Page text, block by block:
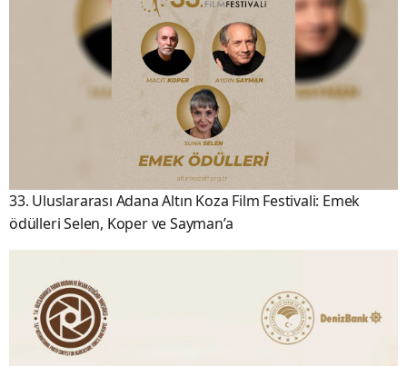
33. Uluslararası Adana Altın Koza Film Festivali: Emek
ödülleri Selen, Koper ve Sayman’a